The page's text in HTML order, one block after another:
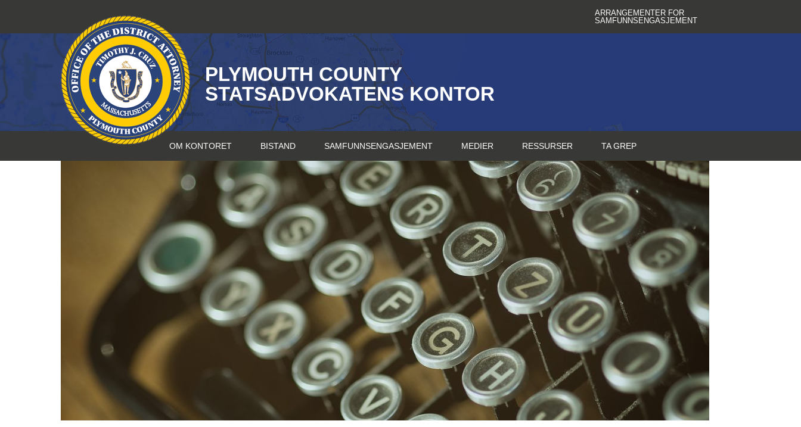
innhold
ARRANGEMENTER FOR
SAMFUNNSENGASJEMENT
PLYMOUTH COUNTY
STATSADVOKATENS KONTOR
OM KONTORET BISTAND SAMFUNNSENGASJEMENT MEDIER RESSURSER TA GREP